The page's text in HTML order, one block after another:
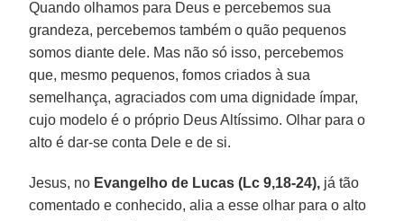
Quando olhamos para Deus e percebemos sua
grandeza, percebemos também o quão pequenos
somos diante dele. Mas não só isso, percebemos
que, mesmo pequenos, fomos criados à sua
semelhança, agraciados com uma dignidade ímpar,
cujo modelo é o próprio Deus Altíssimo. Olhar para o
alto é dar-se conta Dele e de si.
Jesus, no Evangelho de Lucas (Lc 9,18-24), já tão
comentado e conhecido, alia a esse olhar para o alto